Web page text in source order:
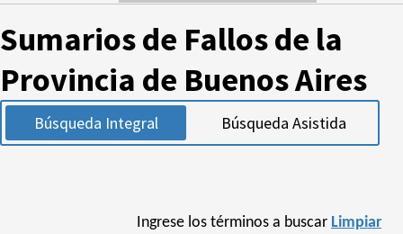
Sumarios de Fallos de la
Provincia de Buenos Aires
Búsqueda Integral Búsqueda Asistida
Ingrese los términos a buscar Limpiar